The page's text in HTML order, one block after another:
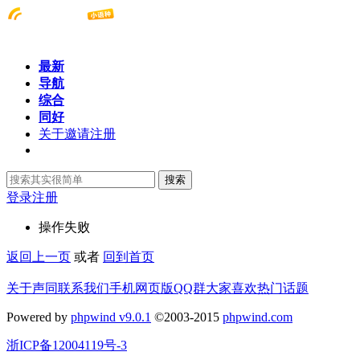
最新
导航
综合
同好
关于邀请注册
搜索
登录注册
操作失败
返回上一页 或者 回到首页
关于声同联系我们手机网页版QQ群大家喜欢热门话题
Powered by phpwind v9.0.1 ©2003-2015 phpwind.com
浙ICP备12004119号-3